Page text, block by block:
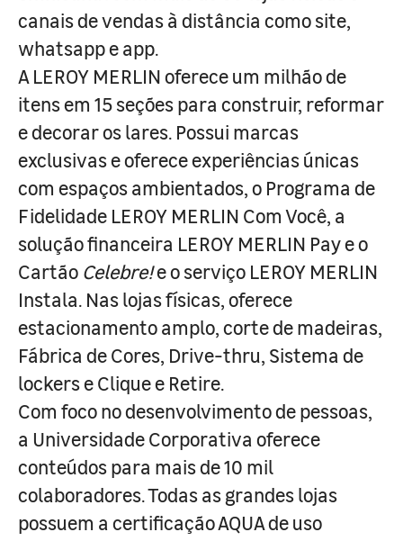
canais de vendas à distância como site,
whatsapp e app.
A LEROY MERLIN oferece um milhão de
itens em 15 seções para construir, reformar
e decorar os lares. Possui marcas
exclusivas e oferece experiências únicas
com espaços ambientados, o Programa de
Fidelidade LEROY MERLIN Com Você, a
solução financeira LEROY MERLIN Pay e o
Cartão Celebre!e o serviço LEROY MERLIN
Instala. Nas lojas físicas, oferece
estacionamento amplo, corte de madeiras,
Fábrica de Cores, Drive-thru, Sistema de
lockers e Clique e Retire.
Com foco no desenvolvimento de pessoas,
a Universidade Corporativa oferece
conteúdos para mais de 10 mil
colaboradores. Todas as grandes lojas
possuem a certificação AQUA de uso